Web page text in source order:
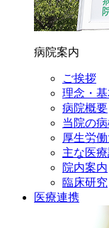
病院案内
ご挨拶
理念・
病院概要
当院の
厚生労
主な医
院内案内
臨床研究
医療連携